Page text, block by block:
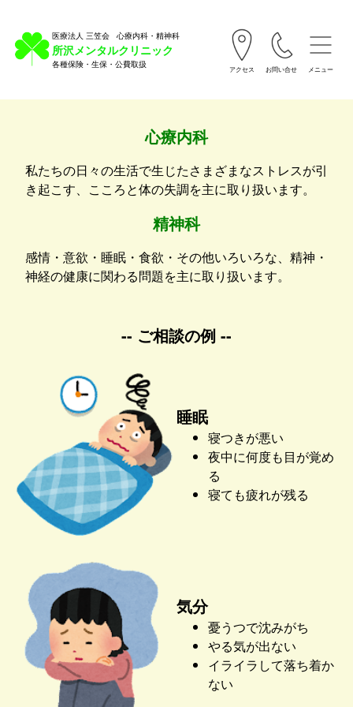
医療法人 三笠会 心療内科・精神科
所沢メンタルクリニック
各種保険・生保・公費取扱 アクセス お問い合せ メニュー
心療内科
私たちの日々の生活で生じたさまざまなストレスが引
き起こす、こころと体の失調を主に取り扱います。
精神科
感情・意欲・睡眠・食欲・その他いろいろな、精神・
神経の健康に関わる問題を主に取り扱います。
-- ご相談の例 --
睡眠
寝つきが悪い
夜中に何度も目が覚め
る
寝ても疲れが残る
気分
憂うつで沈みがち
やる気が出ない
イライラして落ち着か
ない